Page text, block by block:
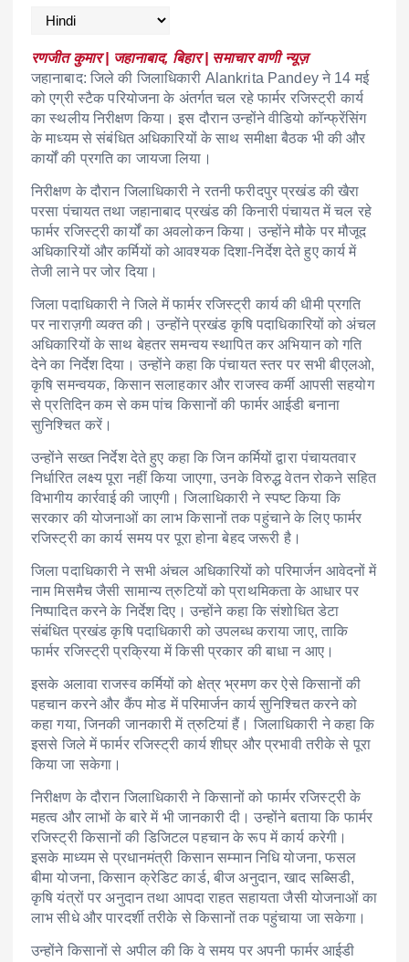
रणजीत कुमार | जहानाबाद, बिहार | समाचार वाणी न्यूज़
जहानाबाद: जिले की जिलाधिकारी Alankrita Pandeyने 14 मई
को एग्री स्टैक परियोजना के अंतर्गत चल रहे फार्मर रजिस्ट्री कार्य
का स्थलीय निरीक्षण किया। इस दौरान उन्होंने वीडियो कॉन्फ्रेंसिंग
के माध्यम से संबंधित अधिकारियों के साथ समीक्षा बैठक भी की और
कार्यों की प्रगति का जायजा लिया।
निरीक्षण के दौरान जिलाधिकारी ने रतनी फरीदपुर प्रखंड की खैरा
परसा पंचायत तथा जहानाबाद प्रखंड की किनारी पंचायत में चल रहे
फार्मर रजिस्ट्री कार्यों का अवलोकन किया। उन्होंने मौके पर मौजूद
अधिकारियों और कर्मियों को आवश्यक दिशा-निर्देश देते हुए कार्य में
तेजी लाने पर जोर दिया।
जिला पदाधिकारी ने जिले में फार्मर रजिस्ट्री कार्य की धीमी प्रगति
पर नाराज़गी व्यक्त की। उन्होंने प्रखंड कृषि पदाधिकारियों को अंचल
अधिकारियों के साथ बेहतर समन्वय स्थापित कर अभियान को गति
देने का निर्देश दिया। उन्होंने कहा कि पंचायत स्तर पर सभी बीएलओ,
कृषि समन्वयक, किसान सलाहकार और राजस्व कर्मी आपसी सहयोग
से प्रतिदिन कम से कम पांच किसानों की फार्मर आईडी बनाना
सुनिश्चित करें।
उन्होंने सख्त निर्देश देते हुए कहा कि जिन कर्मियों द्वारा पंचायतवार
निर्धारित लक्ष्य पूरा नहीं किया जाएगा, उनके विरुद्ध वेतन रोकने सहित
विभागीय कार्रवाई की जाएगी। जिलाधिकारी ने स्पष्ट किया कि
सरकार की योजनाओं का लाभ किसानों तक पहुंचाने के लिए फार्मर
रजिस्ट्री का कार्य समय पर पूरा होना बेहद जरूरी है।
जिला पदाधिकारी ने सभी अंचल अधिकारियों को परिमार्जन आवेदनों में
नाम मिसमैच जैसी सामान्य त्रुटियों को प्राथमिकता के आधार पर
निष्पादित करने के निर्देश दिए। उन्होंने कहा कि संशोधित डेटा
संबंधित प्रखंड कृषि पदाधिकारी को उपलब्ध कराया जाए, ताकि
फार्मर रजिस्ट्री प्रक्रिया में किसी प्रकार की बाधा न आए।
इसके अलावा राजस्व कर्मियों को क्षेत्र भ्रमण कर ऐसे किसानों की
पहचान करने और कैंप मोड में परिमार्जन कार्य सुनिश्चित करने को
कहा गया, जिनकी जानकारी में त्रुटियां हैं। जिलाधिकारी ने कहा कि
इससे जिले में फार्मर रजिस्ट्री कार्य शीघ्र और प्रभावी तरीके से पूरा
किया जा सकेगा।
निरीक्षण के दौरान जिलाधिकारी ने किसानों को फार्मर रजिस्ट्री के
महत्व और लाभों के बारे में भी जानकारी दी। उन्होंने बताया कि फार्मर
रजिस्ट्री किसानों की डिजिटल पहचान के रूप में कार्य करेगी।
इसके माध्यम से प्रधानमंत्री किसान सम्मान निधि योजना, फसल
बीमा योजना, किसान क्रेडिट कार्ड, बीज अनुदान, खाद सब्सिडी,
कृषि यंत्रों पर अनुदान तथा आपदा राहत सहायता जैसी योजनाओं का
लाभ सीधे और पारदर्शी तरीके से किसानों तक पहुंचाया जा सकेगा।
उन्होंने किसानों से अपील की कि वे समय पर अपनी फार्मर आईडी